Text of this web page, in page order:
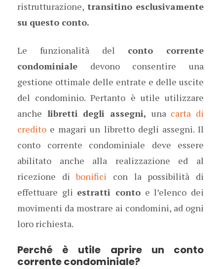
ristrutturazione, transitino esclusivamente
su questo conto.
Le funzionalità del conto corrente
condominiale devono consentire una
gestione ottimale delle entrate e delle uscite
del condominio. Pertanto è utile utilizzare
anche libretti degli assegni, unacarta di
credito e magari un libretto degli assegni. Il
conto corrente condominiale deve essere
abilitato anche alla realizzazione ed al
ricezione dibonifici con la possibilità di
effettuare gli estratti conto e l’elenco dei
movimenti da mostrare ai condomini, ad ogni
loro richiesta.
Perché è utile aprire un conto
corrente condominiale?